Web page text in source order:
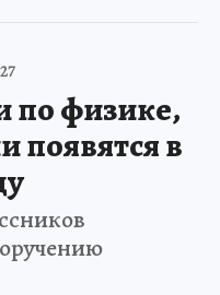
по физике,
появятся в